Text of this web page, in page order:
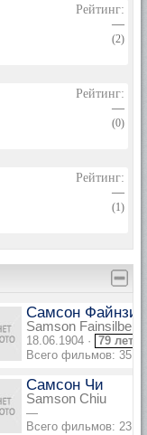
Рейтинг:
—
(2)
Рейтинг:
—
(0)
Рейтинг:
—
(1)
Самсон
Samson Fainsilber
18.06.1904 · 79 лет
Всего фильмов: 35
Самсон Чи
Samson Chiu
—
Всего фильмов: 23